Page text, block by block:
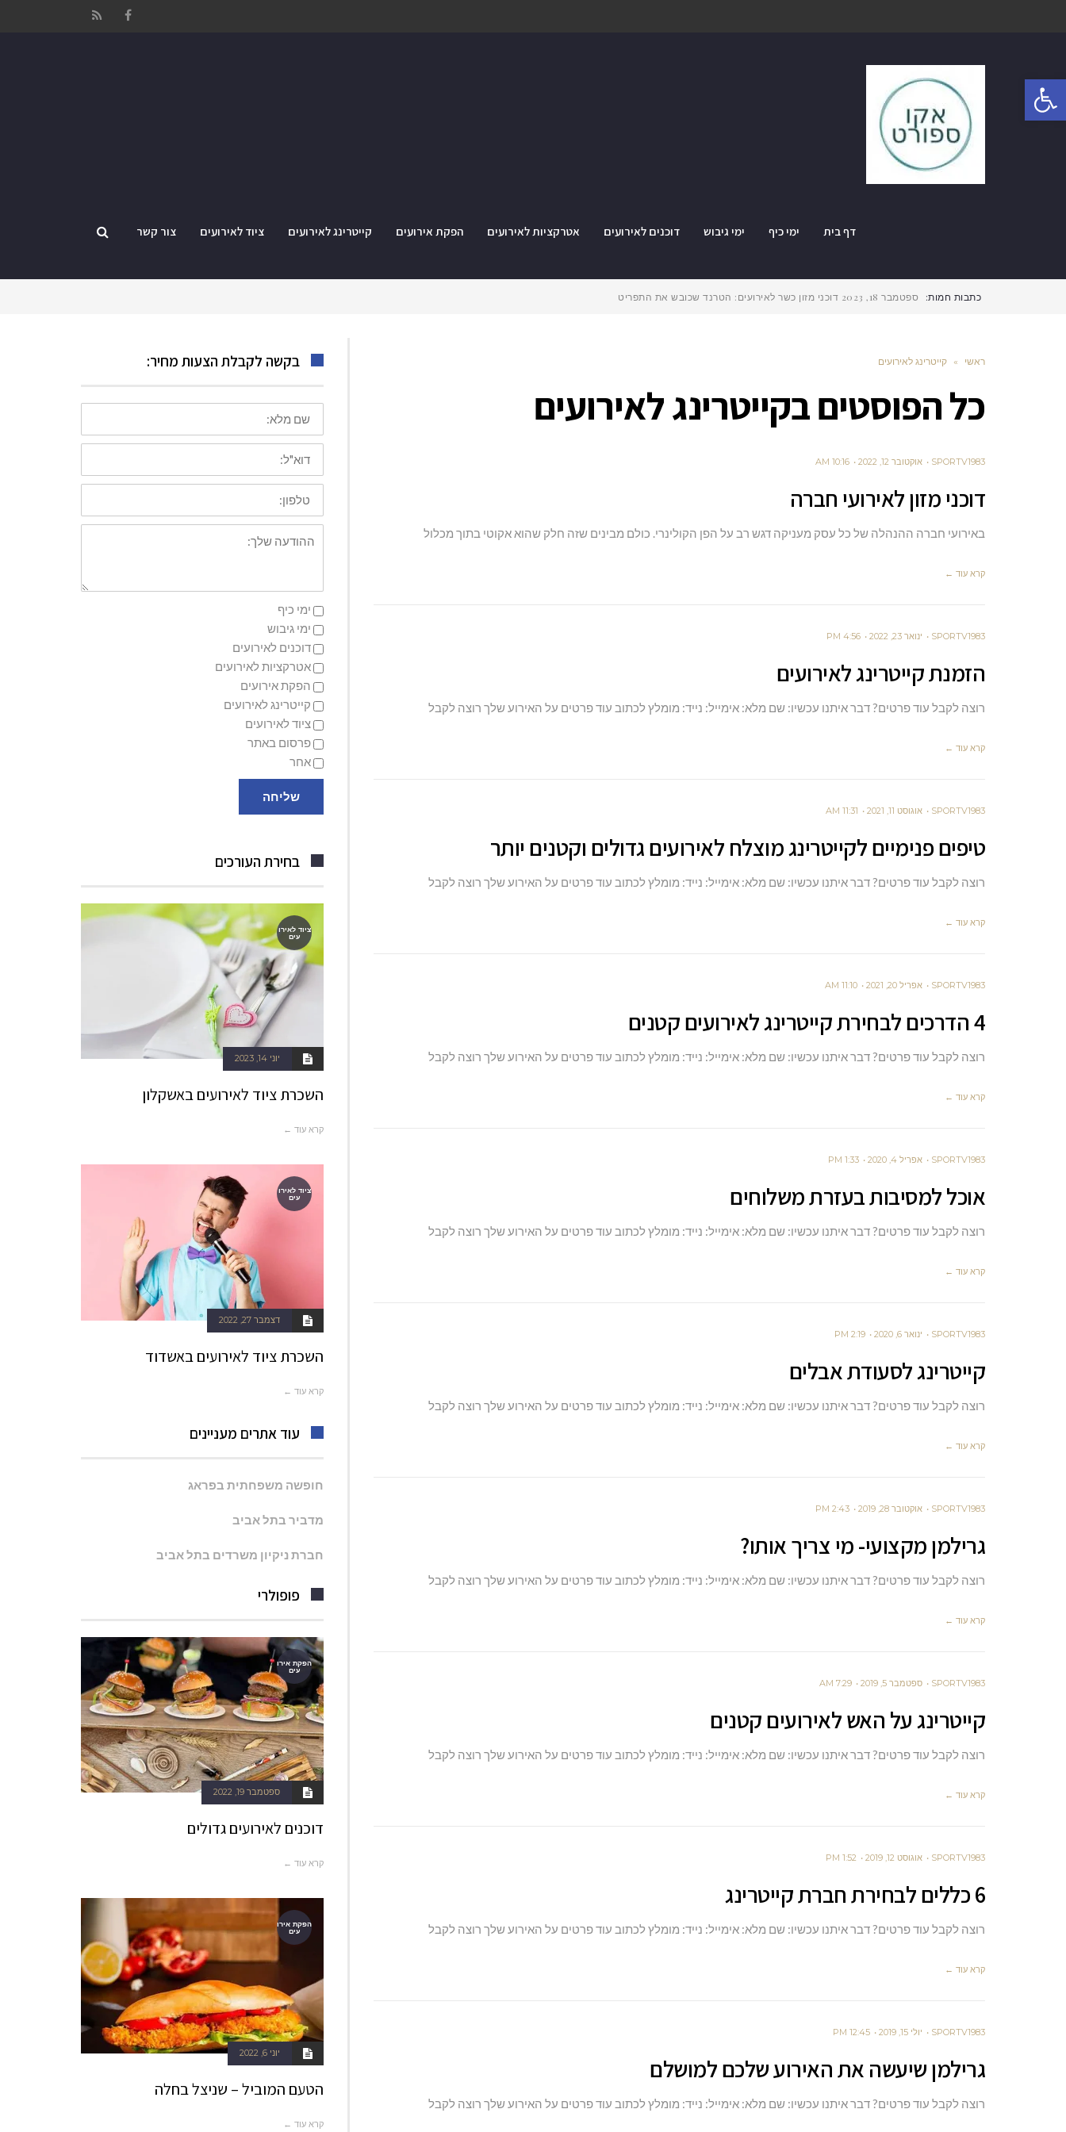
פתח סרגל נגישות
דף בית ימי כיף ימי גיבוש דוכנים לאירועים אטרקציות לאירועים הפקת אירועים קייטרינג לאירועים ציוד לאירועים צור קשר
כתבות חמות: ספטמבר 18, 2023 דוכני מזון כשר לאירועים: הטרנד שכובש את התפריט
ראשי » קייטרינג לאירועים
כל הפוסטים בקייטרינג לאירועים
SPORTV1983 אוקטובר 12, 2022 10:16 AM
דוכני מזון לאירועי חברה
באירועי חברה ההנהלה של כל עסק מעניקה דגש רב על הפן הקולינרי. כולם מבינים שזה חלק שהוא אקוטי בתוך מכלול
קרא עוד ←
SPORTV1983 ינואר 23, 2022 4:56 PM
הזמנת קייטרינג לאירועים
רוצה לקבל עוד פרטים? דבר איתנו עכשיו: שם מלא: אימייל: נייד: מומלץ לכתוב עוד פרטים על האירוע שלך רוצה לקבל
קרא עוד ←
SPORTV1983 אוגוסט 11, 2021 11:31 AM
טיפים פנימיים לקייטרינג מוצלח לאירועים גדולים וקטנים יותר
רוצה לקבל עוד פרטים? דבר איתנו עכשיו: שם מלא: אימייל: נייד: מומלץ לכתוב עוד פרטים על האירוע שלך רוצה לקבל
קרא עוד ←
SPORTV1983 אפריל 20, 2021 11:10 AM
4 הדרכים לבחירת קייטרינג לאירועים קטנים
רוצה לקבל עוד פרטים? דבר איתנו עכשיו: שם מלא: אימייל: נייד: מומלץ לכתוב עוד פרטים על האירוע שלך רוצה לקבל
קרא עוד ←
SPORTV1983 אפריל 4, 2020 1:33 PM
אוכל למסיבות בעזרת משלוחים
רוצה לקבל עוד פרטים? דבר איתנו עכשיו: שם מלא: אימייל: נייד: מומלץ לכתוב עוד פרטים על האירוע שלך רוצה לקבל
קרא עוד ←
SPORTV1983 ינואר 6, 2020 2:19 PM
קייטרינג לסעודת אבלים
רוצה לקבל עוד פרטים? דבר איתנו עכשיו: שם מלא: אימייל: נייד: מומלץ לכתוב עוד פרטים על האירוע שלך רוצה לקבל
קרא עוד ←
SPORTV1983 אוקטובר 28, 2019 2:43 PM
גרילמן מקצועי- מי צריך אותו?
רוצה לקבל עוד פרטים? דבר איתנו עכשיו: שם מלא: אימייל: נייד: מומלץ לכתוב עוד פרטים על האירוע שלך רוצה לקבל
קרא עוד ←
SPORTV1983 ספטמבר 5, 2019 7:29 AM
קייטרינג על האש לאירועים קטנים
רוצה לקבל עוד פרטים? דבר איתנו עכשיו: שם מלא: אימייל: נייד: מומלץ לכתוב עוד פרטים על האירוע שלך רוצה לקבל
קרא עוד ←
SPORTV1983 אוגוסט 12, 2019 1:52 PM
6 כללים לבחירת חברת קייטרינג
רוצה לקבל עוד פרטים? דבר איתנו עכשיו: שם מלא: אימייל: נייד: מומלץ לכתוב עוד פרטים על האירוע שלך רוצה לקבל
קרא עוד ←
SPORTV1983 יולי 15, 2019 12:45 PM
גרילמן שיעשה את האירוע שלכם למושלם
רוצה לקבל עוד פרטים? דבר איתנו עכשיו: שם מלא: אימייל: נייד: מומלץ לכתוב עוד פרטים על האירוע שלך רוצה לקבל
בקשה לקבלת הצעות מחיר:
שם
מלא
דוא"ל
טלפון
ההודעה
שלך
ימי כיף
ימי גיבוש
דוכנים לאירועים
אטרקציות לאירועים
הפקת אירועים
קייטרינג לאירועים
ציוד לאירועים
פרסום באתר
אחר
שליחה
בחירת העורכים
ציוד לאירו
עים
יוני 14, 2023
השכרת ציוד לאירועים באשקלון
קרא עוד ←
ציוד לאירו
עים
דצמבר 27, 2022
השכרת ציוד לאירועים באשדוד
קרא עוד ←
עוד אתרים מעניינים
חופשה משפחתית בפראג
מדביר בתל אביב
חברת ניקיון משרדים בתל אביב
פופולרי
הפקת אירו
עים
ספטמבר 19, 2022
דוכנים לאירועים גדולים
קרא עוד ←
הפקת אירו
עים
יוני 6, 2022
הטעם המוביל – שניצל בחלה
קרא עוד ←